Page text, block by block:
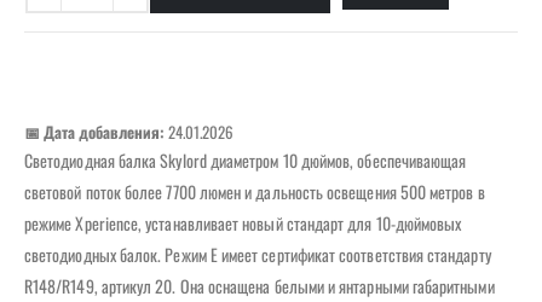
📅 Дата добавления: 24.01.2026
Светодиодная балка Skylord диаметром 10 дюймов, обеспечивающая
световой поток более 7700 люмен и дальность освещения 500 метров в
режиме Xperience, устанавливает новый стандарт для 10-дюймовых
светодиодных балок. Режим E имеет сертификат соответствия стандарту
R148/R149, артикул 20. Она оснащена белыми и янтарными габаритными